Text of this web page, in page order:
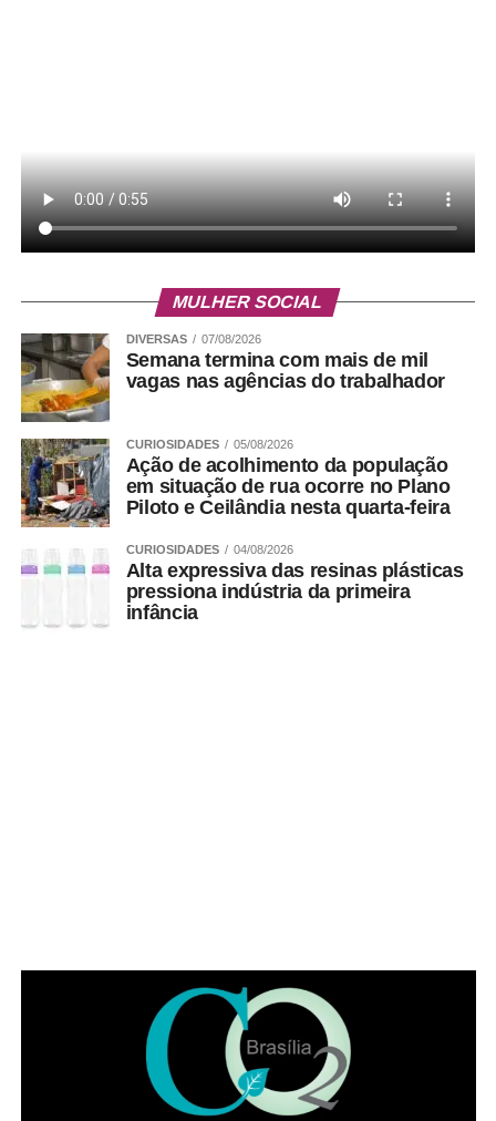
MULHER SOCIAL
DIVERSAS 07/08/2026
Semana termina com mais de mil
vagas nas agências do trabalhador
CURIOSIDADES 05/08/2026
Ação de acolhimento da população
em situação de rua ocorre no Plano
Piloto e Ceilândia nesta quarta-feira
CURIOSIDADES 04/08/2026
Alta expressiva das resinas plásticas
pressiona indústria da primeira
infância